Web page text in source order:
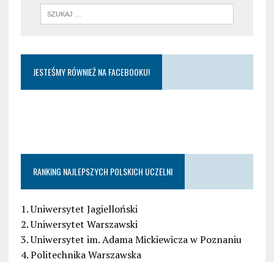
JESTEŚMY RÓWNIEŻ NA FACEBOOKU!
RANKING NAJLEPSZYCH POLSKICH UCZELNI
1. Uniwersytet Jagielloński
2. Uniwersytet Warszawski
3. Uniwersytet im. Adama Mickiewicza w Poznaniu
4. Politechnika Warszawska